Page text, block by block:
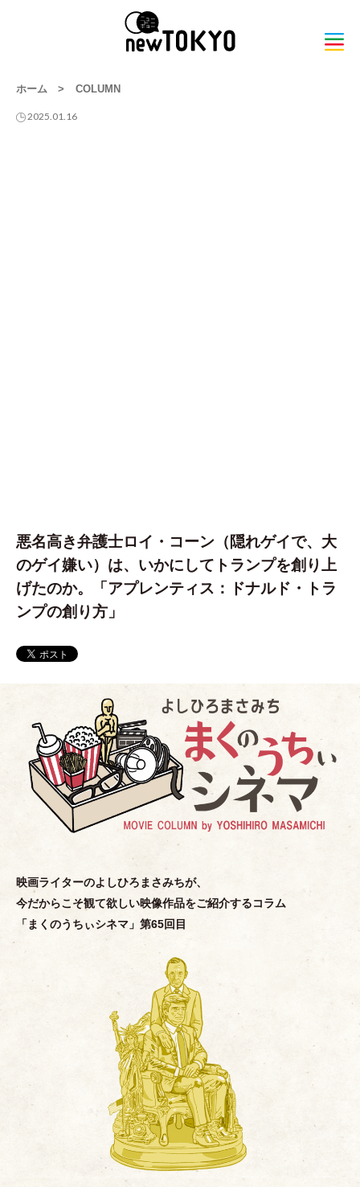
ホーム > COLUMN
2025.01.16
悪名高き弁護士ロイ・コーン（隠れゲイで、大
のゲイ嫌い）は、いかにしてトランプを創り上
げたのか。「アプレンティス：ドナルド・トラ
ンプの創り方」
映画ライターのよしひろまさみちが、
今だからこそ観て欲しい映像作品をご紹介するコラム
「まくのうちぃシネマ 」 第65回目